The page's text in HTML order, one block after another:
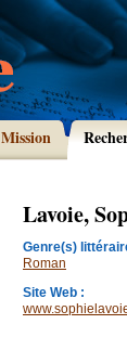
Mission
Lavoie,
Genre(s)
Roman
Site Web :